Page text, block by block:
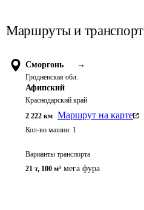
Маршруты и транспорт
Сморгонь →
Гродненская обл.
Афипский
Краснодарский край
2 222 км Маршрут на карте
Кол-во машин: 1
Варианты транспорта
21 т, 100 м³ мега фура